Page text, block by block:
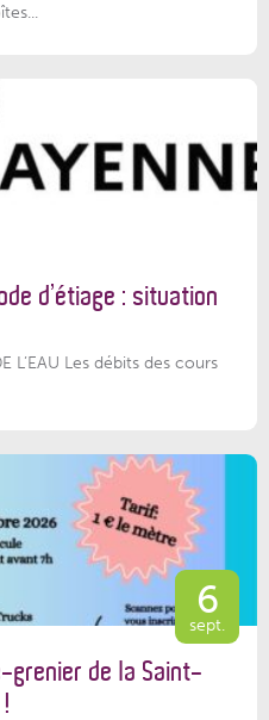
d’étiage : situation
L’EAU Les débits des cours
6
sept.
grenier de la Saint-